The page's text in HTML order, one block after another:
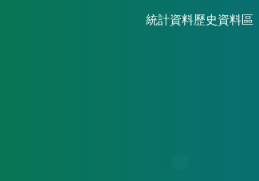
統計資料歷史資料區